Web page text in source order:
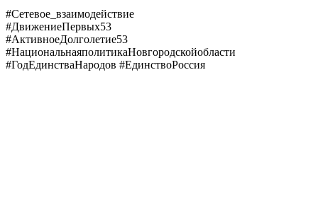
#Сетевое_взаимодействие
#ДвижениеПервых53
#АктивноеДолголетие53
#НациональнаяполитикаНовгородскойобласти
#ГодЕдинстваНародов #ЕдинствоРоссия